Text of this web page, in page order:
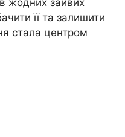
її та залишити
стала центром